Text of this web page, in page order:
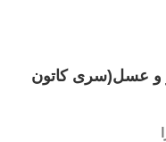
و عسل(سری کاتون